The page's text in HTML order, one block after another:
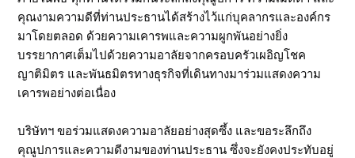
คุณงามความดีที่ท่านประธานได้สร้างไว้แก่บุคลากรและองค์กร
มาโดยตลอด ด้วยความเคารพและความผูกพันอย่างยิ่ง
บรรยากาศเต็มไปด้วยความอาลัยจากครอบครัวเผอิญโชค
ญาติมิตร และพันธมิตรทางธุรกิจที่เดินทางมาร่วมแสดงความ
เคารพอย่างต่อเนื่อง
บริษัทฯ ขอร่วมแสดงความอาลัยอย่างสุดซึ้ง และขอระลึกถึง
คุณูปการและความดีงามของท่านประธาน ซึ่งจะยังคงประทับอยู่